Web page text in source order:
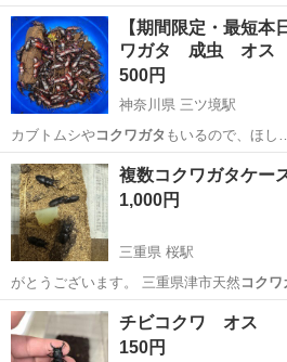
【期間限定・最短本
ワガタ 成虫 オス
500円
神奈川県 三ツ境駅
カブトムシやコクワガタ
昆虫 夏 夏休…
神奈川 横浜市 三ツ境駅 その他
複数コクワガタケー
1,000円
三重県 桜駅
がとうございます。 三重県津市天然 コクワ
の出品です。…
三重 四日市市 桜駅
チビコクワ オス
150円